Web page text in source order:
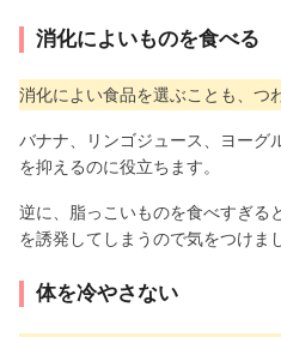
消化によいものを食べる
消化によい食品を選ぶことも、つ
バナナ、リンゴジュース、ヨーグ
を抑えるのに役立ちます。
逆に、脂っこいものを食べすぎる
を誘発してしまうので気をつけま
体を冷やさない